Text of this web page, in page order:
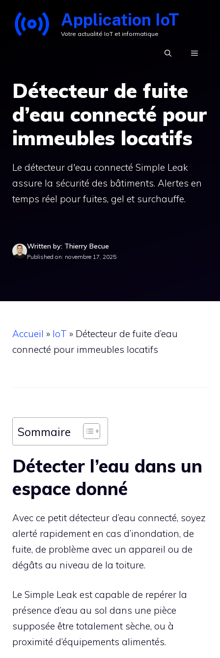
contenu
Application IoT
Votre actualité IoT et informatique
MENU
Détecteur de fuite
d’eau connecté pour
immeubles locatifs
Le détecteur d'eau connecté Simple Leak
assure la sécurité des bâtiments. Alertes en
temps réel pour fuites, gel et surchauffe.
Written by: Thierry Becue
Published on: novembre 17, 2025
Accueil » IoT » Détecteur de fuite d’eau
connecté pour immeubles locatifs
Sommaire
Détecter l’eau dans un
espace donné
Avec ce petit détecteur d’eau connecté, soyez
alerté rapidement en cas d’inondation, de
fuite, de problème avec un appareil ou de
dégâts au niveau de la toiture.
Le Simple Leak est capable de repérer la
présence d’eau au sol dans une pièce
supposée être totalement sèche, ou à
proximité d’équipements alimentés.